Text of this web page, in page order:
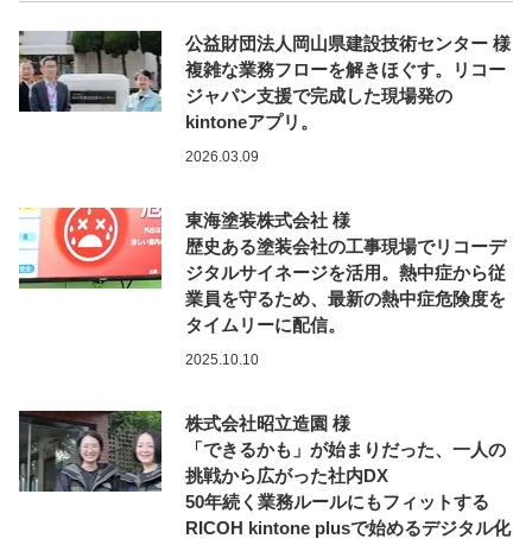
公益財団法人岡山県建設技術センター 様
複雑な業務フローを解きほぐす。リコー
ジャパン支援で完成した現場発の
kintoneアプリ。
2026.03.09
東海塗装株式会社 様
歴史ある塗装会社の工事現場でリコーデ
ジタルサイネージを活用。熱中症から従
業員を守るため、最新の熱中症危険度を
タイムリーに配信。
2025.10.10
株式会社昭立造園 様
「できるかも」が始まりだった、一人の
挑戦から広がった社内DX
50年続く業務ルールにもフィットする
RICOH kintone plusで始めるデジタル化